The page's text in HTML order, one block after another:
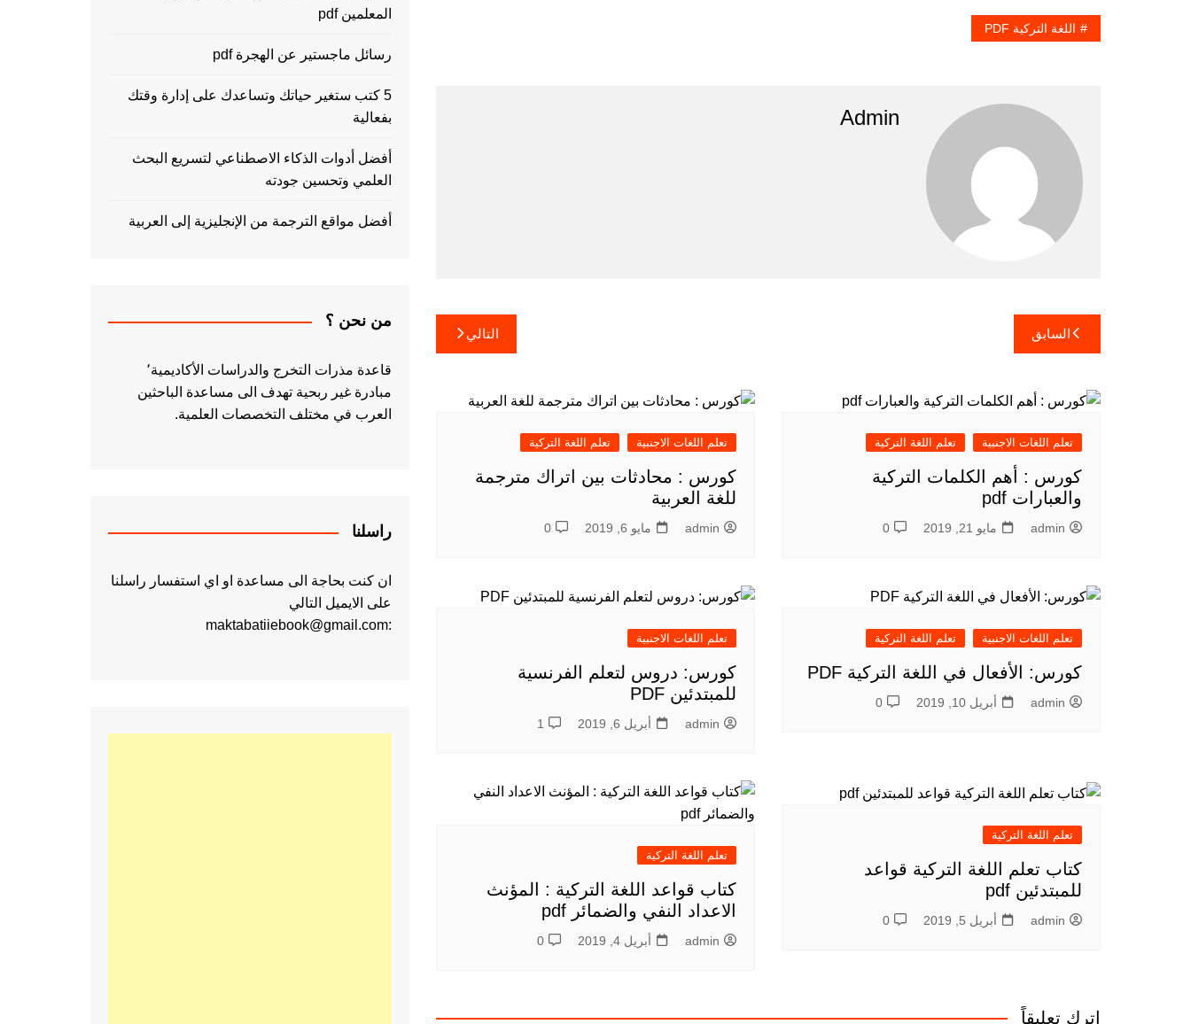
اللغة التركية PDF
Admin
تصفّح
المقالات
السابق التالي
تعلم اللغات الاجنبية تعلم اللغة التركية
كورس : أهم الكلمات التركية
والعبارات pdf
admin مايو 21, 2019 0
تعلم اللغات الاجنبية تعلم اللغة التركية
كورس : محادثات بين اتراك مترجمة
للغة العربية
admin مايو 6, 2019 0
تعلم اللغات الاجنبية تعلم اللغة التركية
كورس: الأفعال في اللغة التركية PDF
admin أبريل 10, 2019 0
تعلم اللغات الاجنبية
كورس: دروس لتعلم الفرنسية
للمبتدئين PDF
admin أبريل 6, 2019 1
تعلم اللغة التركية
كتاب تعلم اللغة التركية قواعد
للمبتدئين pdf
admin أبريل 5, 2019 0
تعلم اللغة التركية
كتاب قواعد اللغة التركية : المؤنث
الاعداد النفي والضمائر pdf
admin أبريل 4, 2019 0
اترك تعليقاً
المعلمين pdf
رسائل ماجستير عن الهجرة pdf
5 كتب ستغير حياتك وتساعدك على إدارة وقتك
بفعالية
أفضل أدوات الذكاء الاصطناعي لتسريع البحث
العلمي وتحسين جودته
أفضل مواقع الترجمة من الإنجليزية إلى العربية
من نحن ؟
قاعدة مذرات التخرج والدراسات الأكاديمية٬
مبادرة غير ربحية تهدف الى مساعدة الباحثين
العرب في مختلف التخصصات العلمية.
راسلنا
ان كنت بحاجة الى مساعدة او اي استفسار راسلنا
على الايميل التالي
:maktabatiiebook@gmail.com